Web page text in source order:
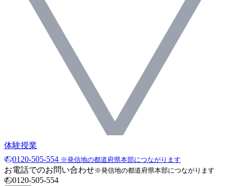
体験授業
0120-505-554 ※発信地の都道府県本部につながります
お電話でのお問い合わせ※発信地の都道府県本部につながります
0120-505-554